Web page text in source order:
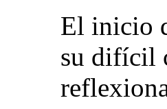
El inicio
su difícil